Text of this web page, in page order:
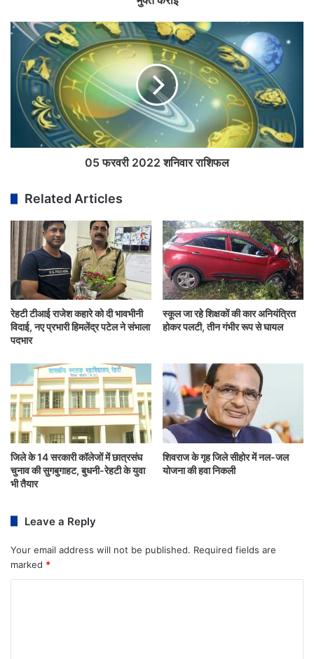
05 फरवरी 2022 शनिवार राशिफल
Related Articles
रेहटी टीआई राजेश कहारे को दी भावभीनी
विदाई, नए प्रभारी हिमलेंद्र पटेल ने संभाला
पदभार
स्कूल जा रहे शिक्षकों की कार अनियंत्रित
होकर पलटी, तीन गंभीर रूप से घायल
जिले के 14 सरकारी कॉलेजों में छात्रसंघ
चुनाव की सुगबुगाहट, बुधनी-रेहटी के युवा
भी तैयार
शिवराज के गृह जिले सीहोर में नल-जल
योजना की हवा निकली
Leave a Reply
Your email address will not be published. Required fields are
marked *